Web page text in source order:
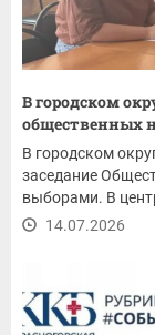
В городском
общественных
В городском
заседание
выборами. В
14.07.2026